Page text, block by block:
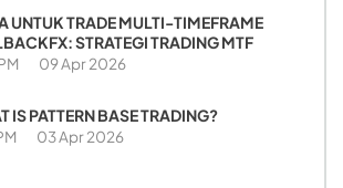
UNTUK TRADE MULTI-TIMEFRAME
STRATEGI TRADING MTF
09 Apr 2026
IS PATTERN BASE TRADING?
03 Apr 2026